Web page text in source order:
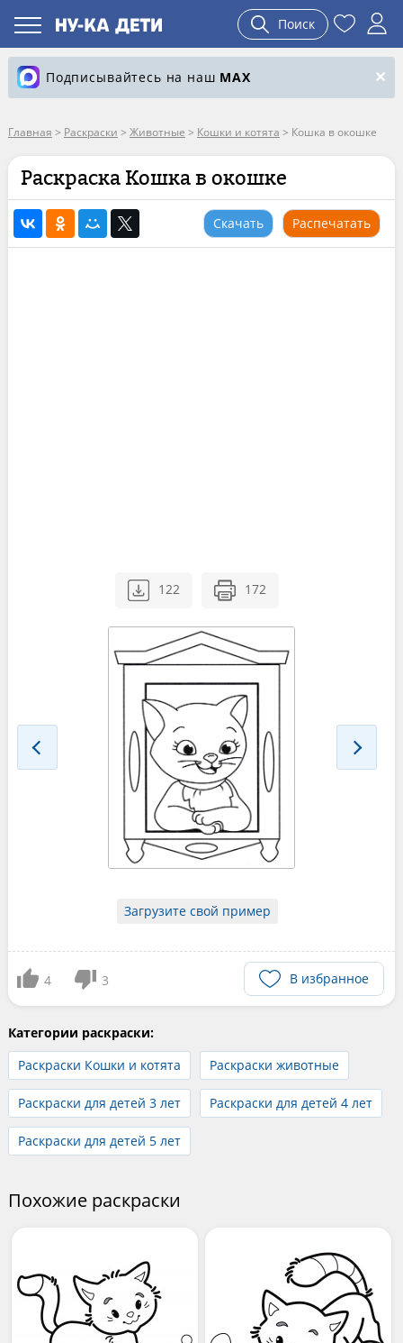
Поиск
Подписывайтесь на наш MAX
Главная > Раскраски > Животные > Кошки и котята > Кошка в окошке
Раскраска Кошка в окошке
Скачать Распечатать
122 172
Загрузите свой пример
4 3 В избранное
Категории раскраски:
Раскраски Кошки и котята
Раскраски животные
Раскраски для детей 3 лет Раскраски для детей 4 лет
Раскраски для детей 5 лет
Похожие раскраски